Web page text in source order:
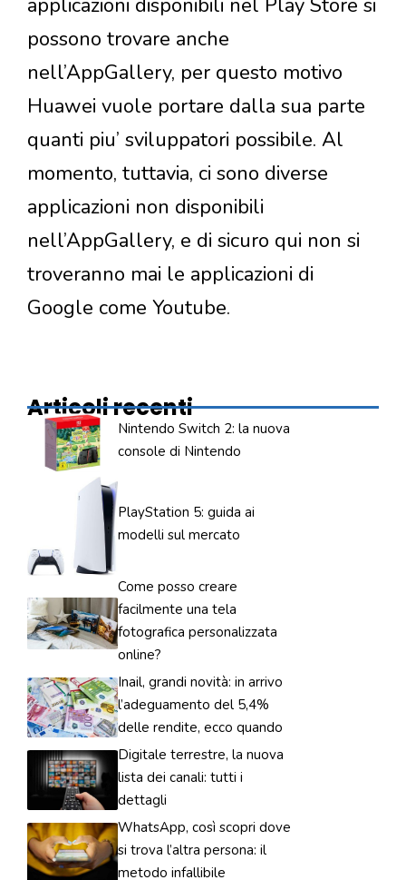
possono trovare anche
nell’AppGallery, per questo motivo
Huawei vuole portare dalla sua parte
quanti piu’ sviluppatori possibile. Al
momento, tuttavia, ci sono diverse
applicazioni non disponibili
nell’AppGallery, e di sicuro qui non si
troveranno mai le applicazioni di
Google come Youtube.
Articoli recenti
Nintendo Switch 2: la nuova
console di Nintendo
PlayStation 5: guida ai
modelli sul mercato
Come posso creare
facilmente una tela
fotografica personalizzata
online?
Inail, grandi novità: in arrivo
l’adeguamento del 5,4%
delle rendite, ecco quando
Digitale terrestre, la nuova
lista dei canali: tutti i
dettagli
WhatsApp, così scopri dove
si trova l’altra persona: il
metodo infallibile